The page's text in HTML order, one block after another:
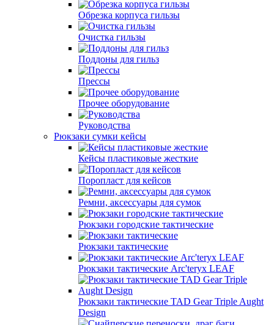
Обрезка корпуса гильзы
Очистка гильзы
Поддоны для гильз
Прессы
Прочее оборудование
Руководства
Рюкзаки сумки кейсы
Кейсы пластиковые жесткие
Поропласт для кейсов
Ремни, аксессуары для сумок
Рюкзаки городские тактические
Рюкзаки тактические
Рюкзаки тактические Arc'teryx LEAF
Рюкзаки тактические TAD Gear Triple Aught
Design